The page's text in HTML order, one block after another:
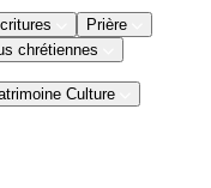
Prière
chrétiennes
Culture